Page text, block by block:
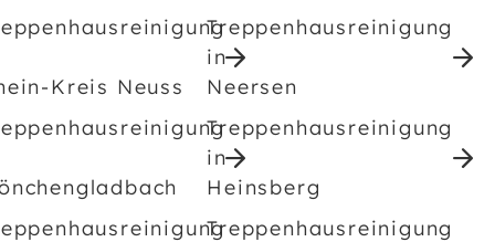
Kreis Neuss
Treppenhausreinigung
in
Neersen
Treppenhausreinigung
in
Heinsberg
Treppenhausreinigung